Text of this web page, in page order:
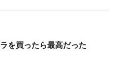
を買ったら最高だった